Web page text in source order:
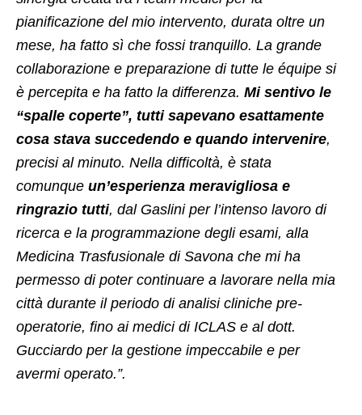
pianificazione del mio intervento, durata oltre un
mese, ha fatto sì che fossi tranquillo. La grande
collaborazione e preparazione di tutte le équipe si
è percepita e ha fatto la differenza. Mi sentivo le
“spalle coperte”, tutti sapevano esattamente
cosa stava succedendo e quando intervenire,
precisi al minuto. Nella difficoltà, è stata
comunque un’esperienza meravigliosa e
ringrazio tutti, dal Gaslini per l’intenso lavoro di
ricerca e la programmazione degli esami, alla
Medicina Trasfusionale di Savona che mi ha
permesso di poter continuare a lavorare nella mia
città durante il periodo di analisi cliniche pre-
operatorie, fino ai medici di ICLAS e al dott.
Gucciardo per la gestione impeccabile e per
avermi operato.”.